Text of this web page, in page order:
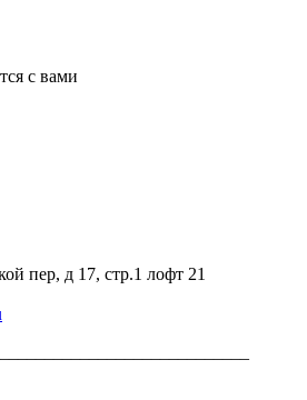
с вами
пер, д 17, стр.1 лофт 21